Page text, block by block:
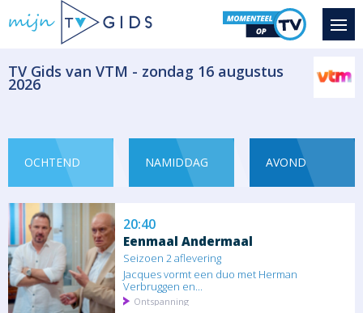
​TV Gids van VTM - zondag 16 augustus
2026
OCHTEND NAMIDDAG AVOND
Magazine - duiding Informatief
Nieke heeft een nieuwe kennis, Armand. Hij
is een...
Serie/Feuilleton Komedie
20:40
Eenmaal Andermaal
Seizoen 2 aflevering
Jacques vormt een duo met Herman
Verbruggen en...
Ontspanning